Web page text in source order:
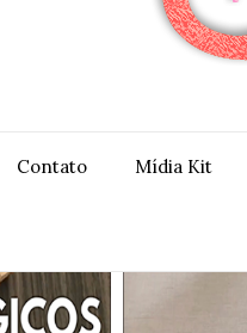
Contato Mídia Kit